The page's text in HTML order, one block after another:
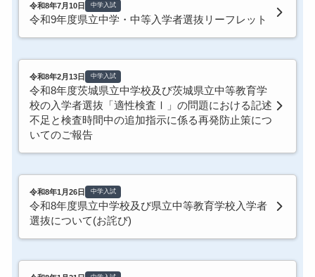
令和8年7月10日 中学入試
令和9年度県立中学・中等入学者選抜リーフレット
令和8年2月13日 中学入試
令和8年度茨城県立中学校及び茨城県立中等教育学
校の入学者選抜「適性検査Ⅰ」の問題における記述
不足と検査時間中の追加指示に係る再発防止策につ
いてのご報告
令和8年1月26日 中学入試
令和8年度県立中学校及び県立中等教育学校入学者
選抜について(お詫び)